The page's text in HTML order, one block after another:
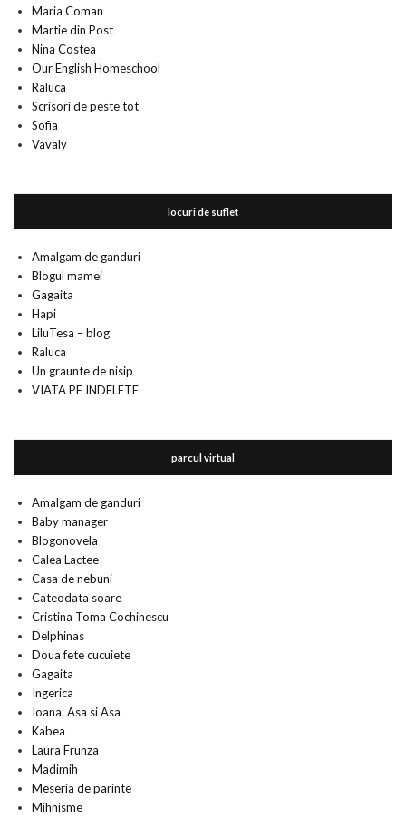
Maria Coman
Martie din Post
Nina Costea
Our English Homeschool
Raluca
Scrisori de peste tot
Sofia
Vavaly
locuri de suflet
Amalgam de ganduri
Blogul mamei
Gagaita
Hapi
LiluTesa – blog
Raluca
Un graunte de nisip
VIATA PE INDELETE
parcul virtual
Amalgam de ganduri
Baby manager
Blogonovela
Calea Lactee
Casa de nebuni
Cateodata soare
Cristina Toma Cochinescu
Delphinas
Doua fete cucuiete
Gagaita
Ingerica
Ioana. Asa si Asa
Kabea
Laura Frunza
Madimih
Meseria de parinte
Mihnisme